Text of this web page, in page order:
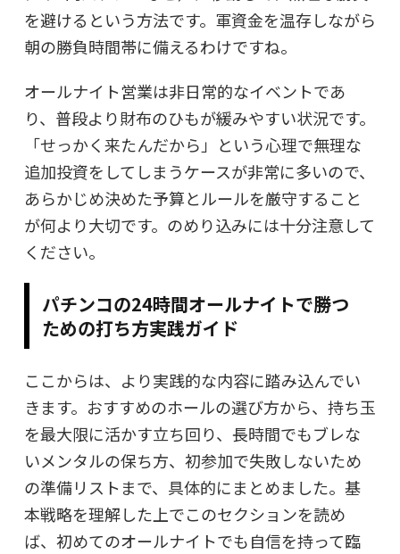
を避けるという方法です。軍資金を温存しながら
朝の勝負時間帯に備えるわけですね。
オールナイト営業は非日常的なイベントであ
り、普段より財布のひもが緩みやすい状況です。
「せっかく来たんだから」という心理で無理な
追加投資をしてしまうケースが非常に多いので、
あらかじめ決めた予算とルールを厳守すること
が何より大切です。のめり込みには十分注意して
ください。
パチンコの24時間オールナイトで勝つ
ための打ち方実践ガイド
ここからは、より実践的な内容に踏み込んでい
きます。おすすめのホールの選び方から、持ち玉
を最大限に活かす立ち回り、長時間でもブレな
いメンタルの保ち方、初参加で失敗しないため
の準備リストまで、具体的にまとめました。基
本戦略を理解した上でこのセクションを読め
ば、初めてのオールナイトでも自信を持って臨